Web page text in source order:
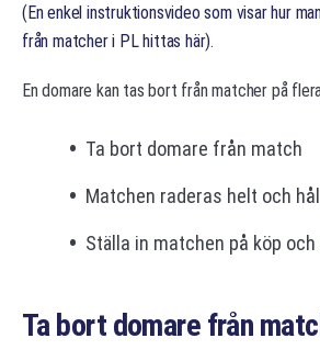
(En enkel instruktionsvideo som visar hur
från matcher i PL hittas här).
En domare kan tas bort från matcher på
Ta bort domare från match
Matchen raderas helt och
Ställa in matchen på köp och
Ta bort domare från